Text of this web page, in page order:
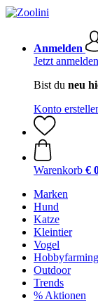
Anmelden
Jetzt anmelden
Bist du neu
Konto
Warenkorb €
Marken
Hund
Katze
Kleintier
Vogel
Hobbyfarming
Outdoor
Trends
% Aktionen